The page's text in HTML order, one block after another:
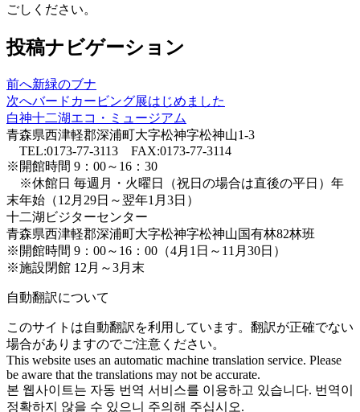
ごしください。
投稿ナビゲーション
前へ新緑のブナ
次へバードカービング展はじめました
白神十二湖エコ・ミュージアム
青森県西津軽郡深浦町大字松神字松神山1-3
TEL:0173-77-3113 FAX:0173-77-3114
※開館時間 9：00～16：30
※休館日 毎週月・火曜日（祝日の場合は直後の平日）年
末年始（12月29日～翌年1月3日）
十二湖ビジターセンター
青森県西津軽郡深浦町大字松神字松神山国有林82林班
※開館時間 9：00～16：00（4月1日～11月30日）
※施設閉館 12月～3月末
自動翻訳について
このサイトは自動翻訳を利用しています。翻訳が正確でない
場合がありますのでご注意ください。
This website uses an automatic machine translation service. Please
be aware that the translations may not be accurate.
본 웹사이트는 자동 번역 서비스를 이용하고 있습니다. 번역이
정확하지 않을 수 있으니 주의해 주십시오.